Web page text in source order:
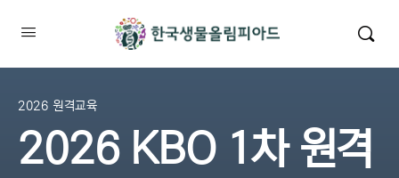
2026 원격교육
2026 KBO 1차 원격